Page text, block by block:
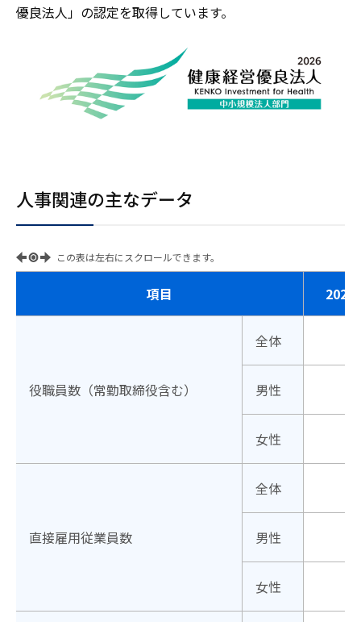
優良法人」の認定を取得しています。
人事関連の主なデータ
この表は左右にスクロールできます。
項目 2024
役職員数（常勤取締役含む）
全体
男性
女性
直接雇用従業員数
全体
男性
女性